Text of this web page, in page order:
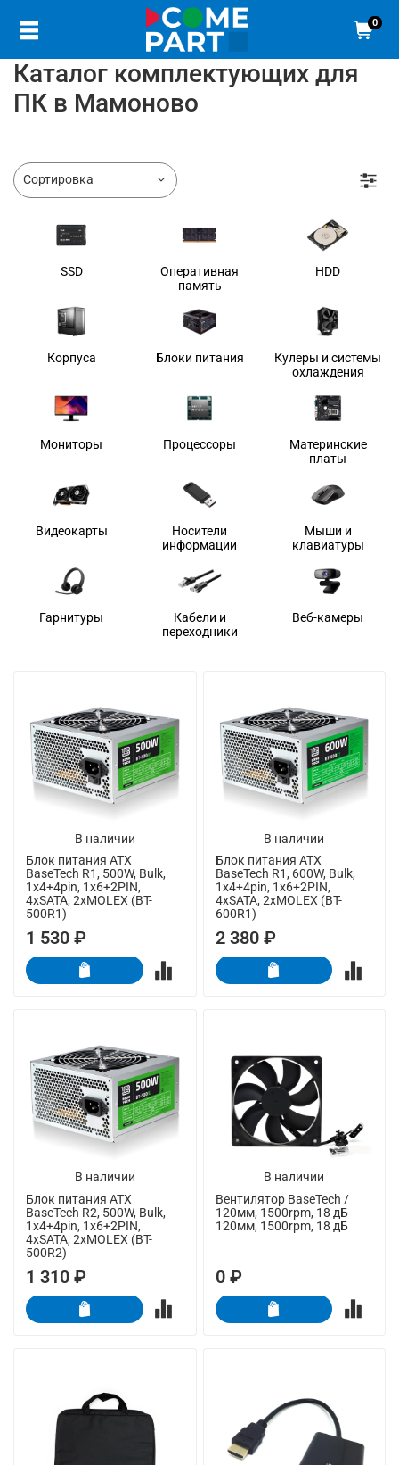
0
Каталог комплектующих для
ПК в Мамоново
SSD
Оперативная
память
HDD
Корпуса Блоки питания
Кулеры и системы
охлаждения
Мониторы Процессоры
Материнские
платы
Видеокарты
Носители
информации
Мыши и
клавиатуры
Гарнитуры
Кабели и
переходники
Веб-камеры
В наличии
Блок питания ATX
BaseTech R1, 500W, Bulk,
1x4+4pin, 1x6+2PIN,
4xSATA, 2xMOLEX (BT-
500R1)
1 530 ₽
В наличии
Блок питания ATX
BaseTech R1, 600W, Bulk,
1x4+4pin, 1x6+2PIN,
4xSATA, 2xMOLEX (BT-
600R1)
2 380 ₽
В наличии
Блок питания ATX
BaseTech R2, 500W, Bulk,
1x4+4pin, 1x6+2PIN,
4xSATA, 2xMOLEX (BT-
500R2)
1 310 ₽
В наличии
Вентилятор BaseTech /
120мм, 1500rpm, 18 дБ-
120мм, 1500rpm, 18 дБ
0 ₽